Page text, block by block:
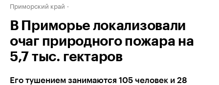
Приморский край
В Приморье локализовали
очаг природного пожара на
5,7 тыс. гектаров
Его тушением занимаются 105 человек и 28